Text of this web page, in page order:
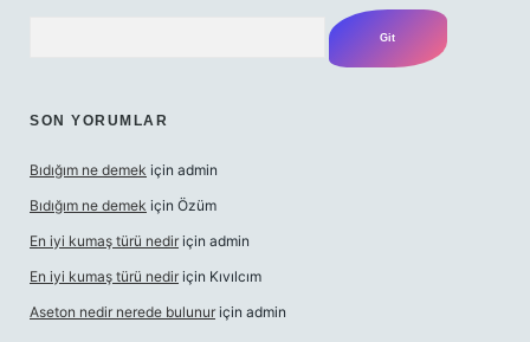
SON YORUMLAR
Bıdığım ne demek için admin
Bıdığım ne demek için Özüm
En iyi kumaş türü nedir için admin
En iyi kumaş türü nedir için Kıvılcım
Aseton nedir nerede bulunur için admin